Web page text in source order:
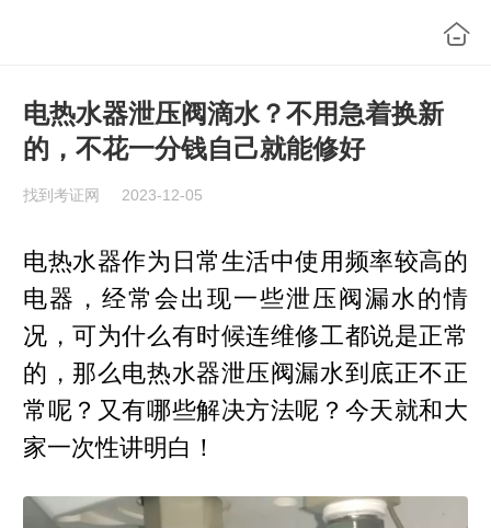
电热水器泄压阀滴水？不用急着换新
的，不花一分钱自己就能修好
找到考证网 2023-12-05
电热水器作为日常生活中使用频率较高的
电器，经常会出现一些泄压阀漏水的情
况，可为什么有时候连维修工都说是正常
的，那么电热水器泄压阀漏水到底正不正
常呢？又有哪些解决方法呢？今天就和大
家一次性讲明白！